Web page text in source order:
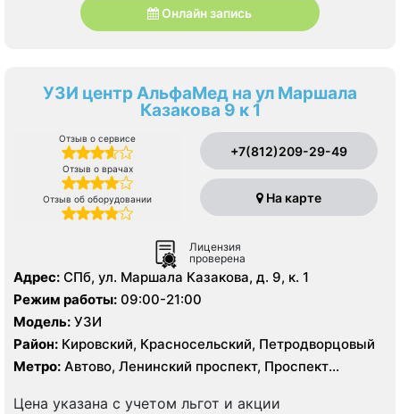
Онлайн запись
УЗИ центр АльфаМед на ул Маршала
Казакова 9 к 1
Отзыв о сервисе
Отзыв о врачах
Отзыв об оборудовании
+7(812)209-29-49
На карте
Лицензия
проверена
Адрес: СПб, ул. Маршала Казакова, д. 9, к. 1
Режим работы: 09:00-21:00
Модель: УЗИ
Район: Кировский, Красносельский, Петродворцовый
Метро: Автово, Ленинский проспект, Проспект
Цена указана с учетом льгот и акции